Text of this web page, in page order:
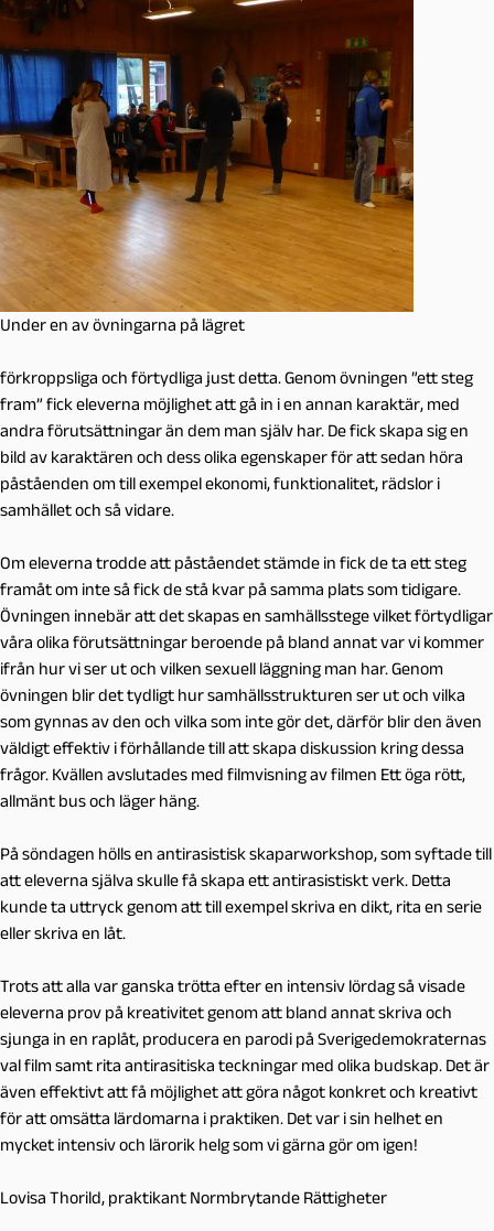
Under en av övningarna på lägret
förkroppsliga och förtydliga just detta. Genom övningen ”ett steg
fram” fick eleverna möjlighet att gå in i en annan karaktär, med
andra förutsättningar än dem man själv har. De fick skapa sig en
bild av karaktären och dess olika egenskaper för att sedan höra
påståenden om till exempel ekonomi, funktionalitet, rädslor i
samhället och så vidare.
Om eleverna trodde att påståendet stämde in fick de ta ett steg
framåt om inte så fick de stå kvar på samma plats som tidigare.
Övningen innebär att det skapas en samhällsstege vilket förtydligar
våra olika förutsättningar beroende på bland annat var vi kommer
ifrån hur vi ser ut och vilken sexuell läggning man har. Genom
övningen blir det tydligt hur samhällsstrukturen ser ut och vilka
som gynnas av den och vilka som inte gör det, därför blir den även
väldigt effektiv i förhållande till att skapa diskussion kring dessa
frågor. Kvällen avslutades med filmvisning av filmen Ett öga rött,
allmänt bus och läger häng.
På söndagen hölls en antirasistisk skaparworkshop, som syftade till
att eleverna själva skulle få skapa ett antirasistiskt verk. Detta
kunde ta uttryck genom att till exempel skriva en dikt, rita en serie
eller skriva en låt.
Trots att alla var ganska trötta efter en intensiv lördag så visade
eleverna prov på kreativitet genom att bland annat skriva och
sjunga in en raplåt, producera en parodi på Sverigedemokraternas
val film samt rita antirasitiska teckningar med olika budskap. Det är
även effektivt att få möjlighet att göra något konkret och kreativt
för att omsätta lärdomarna i praktiken. Det var i sin helhet en
mycket intensiv och lärorik helg som vi gärna gör om igen!
Lovisa Thorild, praktikant Normbrytande Rättigheter